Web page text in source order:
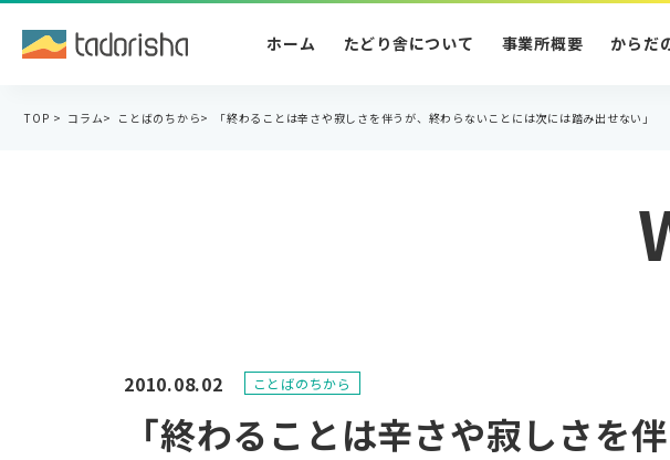
ホーム たどり舎について 事業所概要 からだ
TOP > コラム> ことばのちから> 「終わることは辛さや寂しさを伴うが、終わらないことには次には踏み出せない」
「終わることは辛さや寂しさを
2010.08.02 ことばのちから